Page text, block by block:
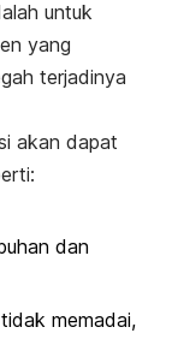
untuk
yang
terjadinya
akan dapat
dan
memadai,